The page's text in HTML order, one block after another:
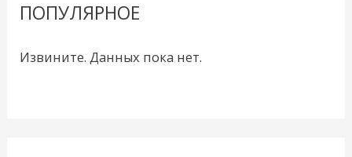
ПОПУЛЯРНОЕ
Извините. Данных пока нет.